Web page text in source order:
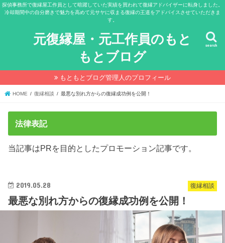
探偵事務所で復縁屋工作員として暗躍していた実績を買われて復縁アドバイザーに転身しました。
冷却期間中の自分磨きで魅力を高めて元サヤに収まる復縁の王道をアドバイスさせていただきま
す。
元復縁屋・元工作員のもと
もとブログ
search
もともとブログ管理人のプロフィール
HOME 復縁相談 最悪な別れ方からの復縁成功例を公開！
法律表記
当記事はPRを目的としたプロモーション記事です。
復縁相談
2019.05.28
最悪な別れ方からの復縁成功例を公開！